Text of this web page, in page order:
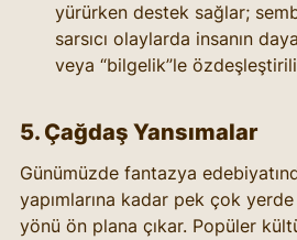
yürürken destek sağlar;
sarsıcı olaylarda insanın
veya “bilgelik”le
5. Çağdaş Yansımalar
Günümüzde fantazya
yapımlarına kadar pek çok yerde
yönü ön plana çıkar. Popüler